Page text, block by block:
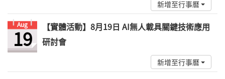
新增至行事曆
Aug
19
【實體活動】8月19日 AI無人載具關鍵技術應用
研討會
新增至行事曆